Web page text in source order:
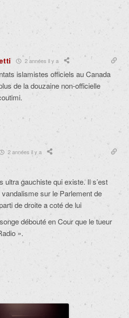
2 années il y a
islamistes officiels au Canada
de la douzaine non-officielle
2 années il y a
ultra gauchiste qui existe. Il s’est
vandalisme sur le Parlement de
de droite a coté de lui
débouté en Cour que le tueur
».